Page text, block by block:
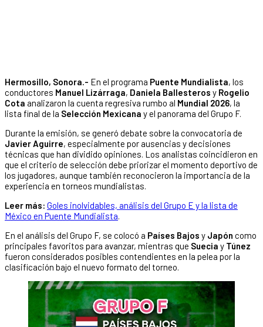
Hermosillo, Sonora.- En el programa Puente Mundialista, los
conductores Manuel Lizárraga, Daniela Ballesteros y Rogelio
Cota analizaron la cuenta regresiva rumbo al Mundial 2026, la
lista final de la Selección Mexicana y el panorama del Grupo F.
Durante la emisión, se generó debate sobre la convocatoria de
Javier Aguirre, especialmente por ausencias y decisiones
técnicas que han dividido opiniones. Los analistas coincidieron en
que el criterio de selección debe priorizar el momento deportivo de
los jugadores, aunque también reconocieron la importancia de la
experiencia en torneos mundialistas.
Leer más: Goles inolvidables, análisis del Grupo E y la lista de
México en Puente Mundialista.
En el análisis del Grupo F, se colocó a Países Bajos y Japón como
principales favoritos para avanzar, mientras que Suecia y Túnez
fueron considerados posibles contendientes en la pelea por la
clasificación bajo el nuevo formato del torneo.